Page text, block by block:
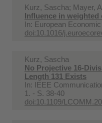
Kurz, Sascha; Mayer,
Influence in weighted
In: European
doi:10.1016/
Kurz, Sascha
No Projective 16-
Length 131 Exists
In: IEEE
1. - S. 38-40
doi:10.1109/